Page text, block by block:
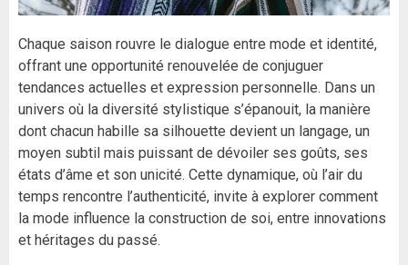
Chaque saison rouvre le dialogue entre mode et identité,
offrant une opportunité renouvelée de conjuguer
tendances actuelles et expression personnelle. Dans un
univers où la diversité stylistique s’épanouit, la manière
dont chacun habille sa silhouette devient un langage, un
moyen subtil mais puissant de dévoiler ses goûts, ses
états d’âme et son unicité. Cette dynamique, où l’air du
temps rencontre l’authenticité, invite à explorer comment
la mode influence la construction de soi, entre innovations
et héritages du passé.